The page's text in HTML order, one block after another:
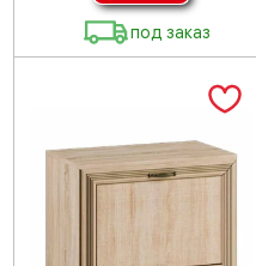
под заказ